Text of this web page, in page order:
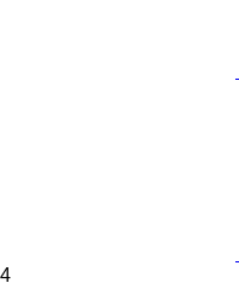
4